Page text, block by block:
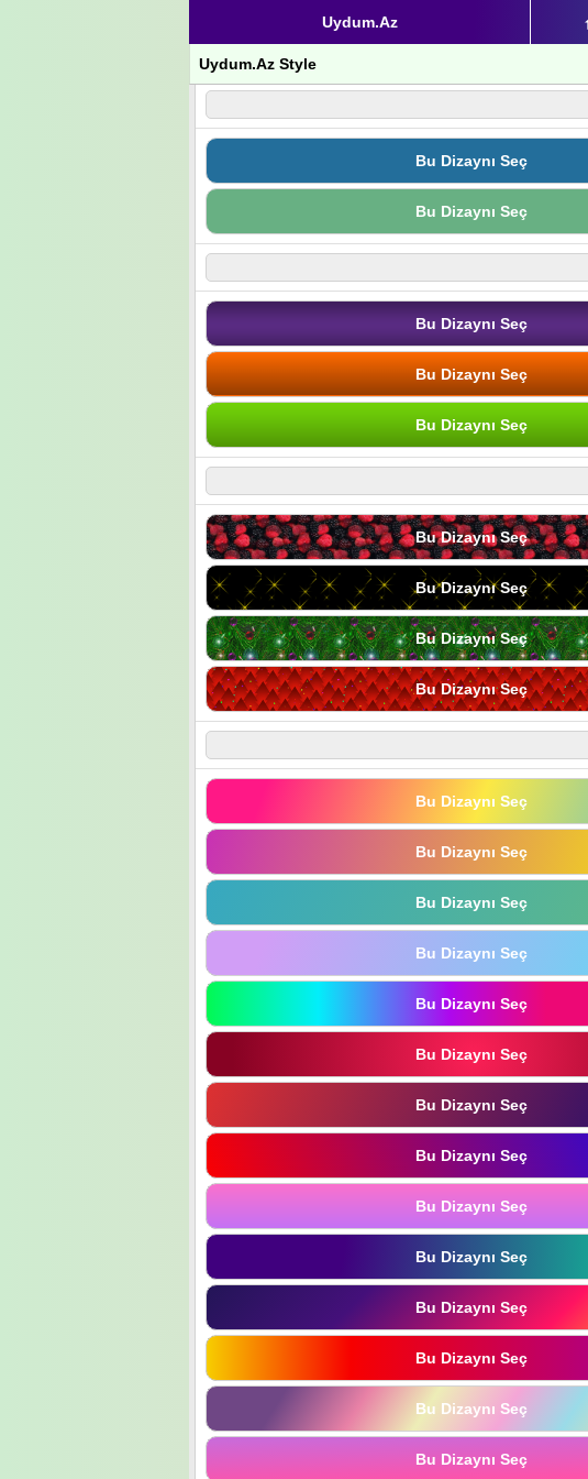
Uydum.Az
Uydum.Az Style
Bu Dizaynı Seç
Bu Dizaynı Seç
Bu Dizaynı Seç
Bu Dizaynı Seç
Bu Dizaynı Seç
Bu Dizaynı Seç
Bu Dizaynı Seç
Bu Dizaynı Seç
Bu Dizaynı Seç
Bu Dizaynı Seç
Bu Dizaynı Seç
Bu Dizaynı Seç
Bu Dizaynı Seç
Bu Dizaynı Seç
Bu Dizaynı Seç
Bu Dizaynı Seç
Bu Dizaynı Seç
Bu Dizaynı Seç
Bu Dizaynı Seç
Bu Dizaynı Seç
Bu Dizaynı Seç
Bu Dizaynı Seç
Bu Dizaynı Seç